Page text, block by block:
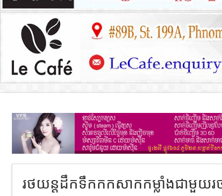
រថយន្តដឹកទឹកកកសាកកម្លាំងជាមួយរថ